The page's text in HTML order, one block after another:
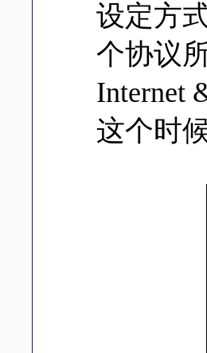
设定方
个协议
Internet
这个时